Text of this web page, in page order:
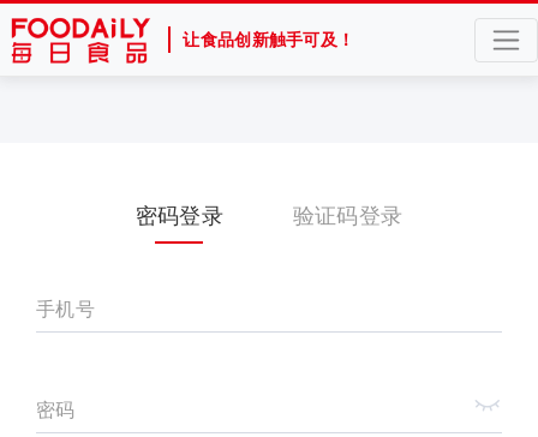
让食品创新触手可及！
密码登录 验证码登录
手机号
密码